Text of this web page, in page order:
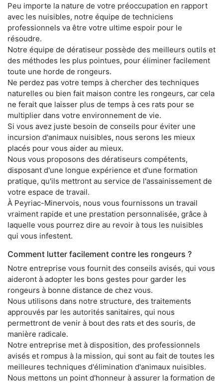
Peu importe la nature de votre préoccupation en rapport
avec les nuisibles, notre équipe de techniciens
professionnels va être votre ultime espoir pour le
résoudre.
Notre équipe de dératiseur possède des meilleurs outils et
des méthodes les plus pointues, pour éliminer facilement
toute une horde de rongeurs.
Ne perdez pas votre temps à chercher des techniques
naturelles ou bien fait maison contre les rongeurs, car cela
ne ferait que laisser plus de temps à ces rats pour se
multiplier dans votre environnement de vie.
Si vous avez juste besoin de conseils pour éviter une
incursion d'animaux nuisibles, nous serons les mieux
placés pour vous aider au mieux.
Nous vous proposons des dératiseurs compétents,
disposant d'une longue expérience et d'une formation
pratique, qu'ils mettront au service de l'assainissement de
votre espace de travail.
À Peyriac-Minervois, nous vous fournissons un travail
vraiment rapide et une prestation personnalisée, grâce à
laquelle vous pourrez dire au revoir à tous les nuisibles
qui vous infestent.
Comment lutter facilement contre les rongeurs ?
Notre entreprise vous fournit des conseils avisés, qui vous
aideront à adopter les bons gestes pour garder les
rongeurs à bonne distance de chez vous.
Nous utilisons dans notre structure, des traitements
approuvés par les autorités sanitaires, qui nous
permettront de venir à bout des rats et des souris, de
manière radicale.
Notre entreprise met à disposition, des professionnels
avisés et rompus à la mission, qui sont au fait de toutes les
meilleures techniques d'élimination d'animaux nuisibles.
Nous mettons un point d'honneur à assurer la formation de